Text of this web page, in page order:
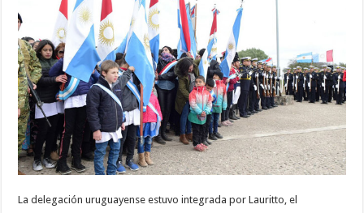
La delegación uruguayense estuvo integrada por Lauritto, el